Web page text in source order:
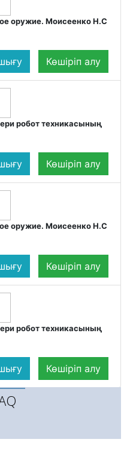
оружие. Моисеенко Н.С
Көшіріп алу
робот техникасының
Көшіріп алу
оружие. Моисеенко Н.С
Көшіріп алу
робот техникасының
Көшіріп алу